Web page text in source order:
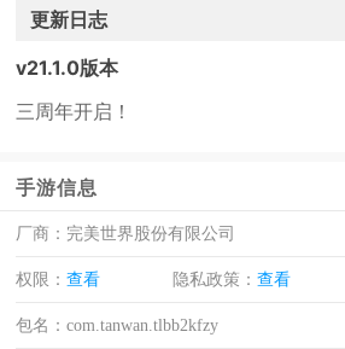
更新日志
v21.1.0版本
三周年开启！
手游信息
厂商： 完美世界股份有限公司
权限：查看 隐私政策：查看
包名：com.tanwan.tlbb2kfzy